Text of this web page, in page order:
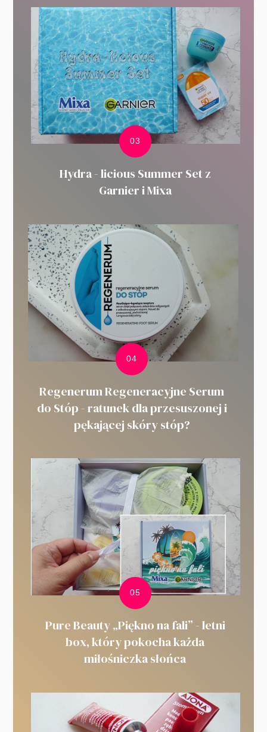
Hydra - licious Summer Set z
Garnier i Mixa
Regenerum Regeneracyjne Serum
do Stóp - ratunek dla przesuszonej i
pękającej skóry stóp?
Pure Beauty „Piękno na fali” - letni
box, który pokocha każda
miłośniczka słońca